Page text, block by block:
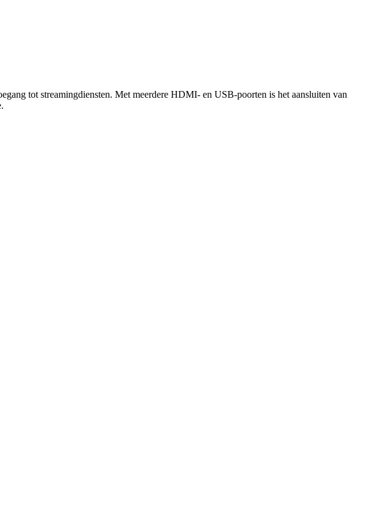
tot streamingdiensten. Met meerdere HDMI- en USB-poorten is het aansluiten van